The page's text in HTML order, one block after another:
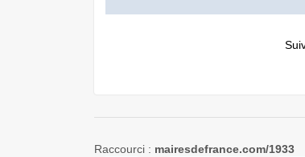
Raccourci : mairesdefrance.com/1933